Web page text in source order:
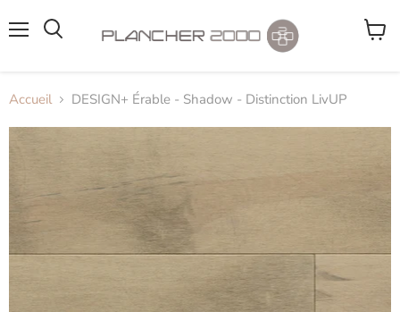
Accueil DESIGN+ Érable - Shadow - Distinction LivUP